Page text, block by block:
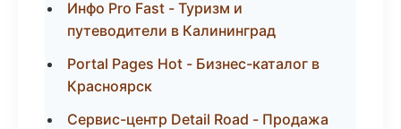
Инфо Pro Fast - Туризм и
путеводители в Калининград
Portal Pages Hot - Бизнес-каталог в
Красноярск
Сервис-центр Detail Road - Продажа